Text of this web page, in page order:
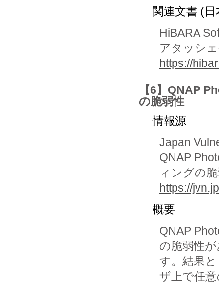
関連文書 (日
HiBARA
アタッシ
https://
【6】QNAP
の脆弱性
情報源
Japan
QNAP
ィングの
https://
概要
QNAP
の脆弱性
す。結果
ザ上で任